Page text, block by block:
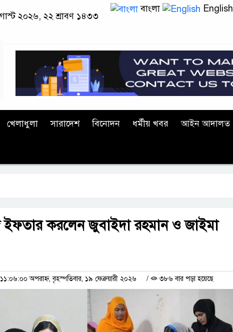
২০২৬, ২২ শ্রাবণ ১৪৩৩
বাংলা English
খেলাধুলা সারাদেশ বিনোদন ধর্মীয় খবর আইন আদালত
ইফতার করলেন জুবাইদা রহমান ও জাইমা
অপরাহ্ন, বৃহস্পতিবার, ১৯ ফেব্রুয়ারী ২০২৬ / ৩৮৬ বার পড়া হয়েছে